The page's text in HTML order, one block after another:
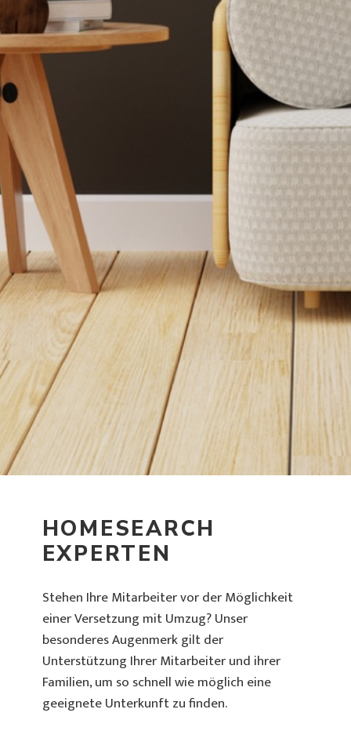
HOMESEARCH
EXPERTEN
Stehen Ihre Mitarbeiter vor der Möglichkeit
einer Versetzung mit Umzug? Unser
besonderes Augenmerk gilt der
Unterstützung Ihrer Mitarbeiter und ihrer
Familien, um so schnell wie möglich eine
geeignete Unterkunft zu finden.